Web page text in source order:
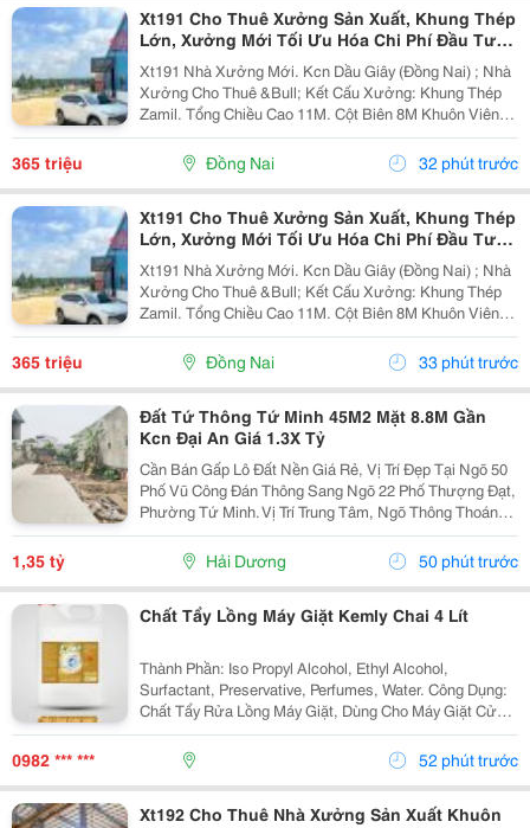
Xt191 Cho Thuê Xưởng Sản Xuất, Khung Thép
Lớn, Xưởng Mới Tối Ưu Hóa Chi Phí Đầu Tư
Sx
Xt191 Nhà Xưởng Mới. Kcn Dầu Giây (Đồng Nai) ; Nhà
Xưởng Cho Thuê &Bull; Kết Cấu Xưởng: Khung Thép
Zamil. Tổng Chiều Cao 11M. Cột Biên 8M Khuôn Viên
4700M2 ( 42M X 112M ) &Bull; Dt Nx Sản Xuất : 38M X
91M ( 3480 M&Sup2; ) &Bull; Dt Văn Phòng...
365 triệu Đồng Nai 32 phút trước
Xt191 Cho Thuê Xưởng Sản Xuất, Khung Thép
Lớn, Xưởng Mới Tối Ưu Hóa Chi Phí Đầu Tư
Sx
Xt191 Nhà Xưởng Mới. Kcn Dầu Giây (Đồng Nai) ; Nhà
Xưởng Cho Thuê &Bull; Kết Cấu Xưởng: Khung Thép
Zamil. Tổng Chiều Cao 11M. Cột Biên 8M Khuôn Viên
4700M2 ( 42M X 112M ) &Bull; Dt Nx Sản Xuất : 38M X
91M ( 3480 M&Sup2; ) &Bull; Dt Văn Phòng...
365 triệu Đồng Nai 33 phút trước
Đất Tứ Thông Tứ Minh 45M2 Mặt 8.8M Gần
Kcn Đại An Giá 1.3X Tỷ
Cần Bán Gấp Lô Đất Nền Giá Rẻ, Vị Trí Đẹp Tại Ngõ 50
Phố Vũ Công Đán Thông Sang Ngõ 22 Phố Thượng Đạt,
Phường Tứ Minh. Vị Trí Trung Tâm, Ngõ Thông Thoáng,
Bán Kính 300M Đầy Đủ Chợ Dân Sinh, Trường Học Các
Cấp Và Khu Công Nghiệp Đại An. Khu Vực Dân...
1,35 tỷ Hải Dương 50 phút trước
Chất Tẩy Lồng Máy Giặt Kemly Chai 4 Lít
Thành Phần: Iso Propyl Alcohol, Ethyl Alcohol,
Surfactant, Preservative, Perfumes, Water. Công Dụng:
Chất Tẩy Rửa Lồng Máy Giặt, Dùng Cho Máy Giặt Cửa
Trên, Máy Giặt Cửa Trước. Cách Dùng: Sử Dụng Từ 5-
10 Gam/Lít. Nếu Máy Giặt 7 Kg Thì Chọn Mức...
0982 *** *** 52 phút trước
Xt192 Cho Thuê Nhà Xưởng Sản Xuất Khuôn